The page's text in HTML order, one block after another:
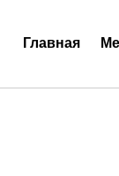
Главная